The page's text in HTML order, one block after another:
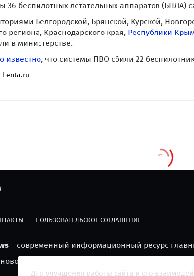
36 беспилотных летательных аппаратов (БПЛА)
Белгородской, Брянской, Курской,
региона, Краснодарского края, Республики Крым
в министерстве.
известно, что системы ПВО сбили 22
Lenta.ru
ПОЛЬЗОВАТЕЛЬСКОЕ СОГЛАШЕНИЕ
– современный информационный ресурс
«Square news» (18+)
Для улучшения работы сайта и его